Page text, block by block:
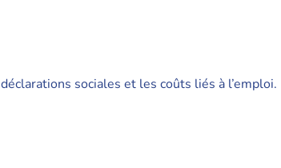
sociales et les coûts liés à l’emploi.